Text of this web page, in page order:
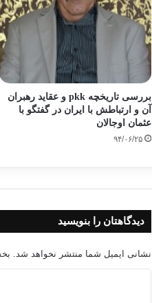
بررسی تاریخچه pkk و عقاید رهبران
آن و ارتباطش با ایران در گفتگو با
عثمان اوجالان
۹۴/۰۶/۲۵
دیدگاهتان را بنویسید
نشانی ایمیل شما منتشر نخواهد شد.